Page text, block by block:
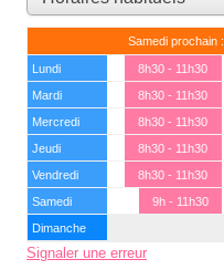
Samedi prochain :
Lundi 8h30 - 11h30
Mardi
8h30 - 11h30
Mercredi
8h30 - 11h30
Jeudi
8h30 - 11h30
Vendredi
8h30 - 11h30
Samedi
9h - 11h30
Dimanche
Signaler une erreur